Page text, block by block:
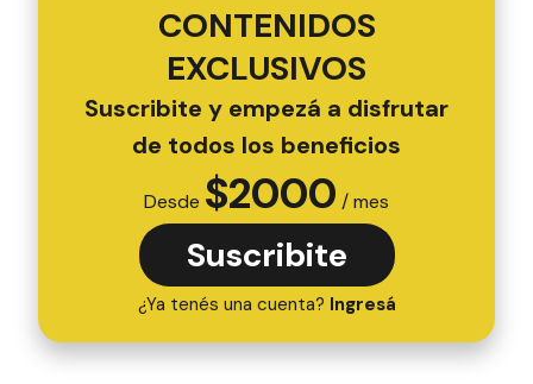
CONTENIDOS
EXCLUSIVOS
Suscribite y empezá a disfrutar
de todos los beneficios
Desde $2000 / mes
Suscribite
¿Ya tenés una cuenta? Ingresá